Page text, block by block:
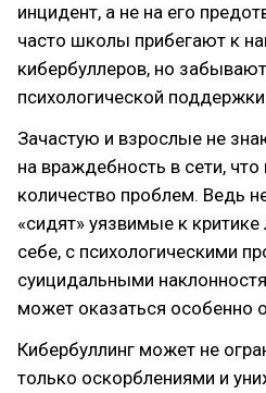
инцидент, а не на его
часто школы прибегают к
кибербуллеров, но
психологической
Зачастую и взрослые не
на враждебность в сети,
количество проблем. Ведь
«сидят» уязвимые к
себе, с психологическими
суицидальными
может оказаться особенно
Кибербуллинг может не
только оскорблениями и